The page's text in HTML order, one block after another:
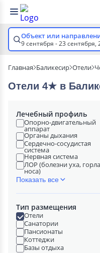
Объект или
9 сентября - 23 сентября,
Главная Баликесир Отели
Отели 4★ в
Лечебный профиль
Опорно-двигательный
аппарат
Органы дыхания
Сердечно-сосудистая
система
Нервная система
ЛОР (болезни уха,
носа)
Показать все
Тип размещения
Отели
Санатории
Пансионаты
Коттеджи
Базы отдыха